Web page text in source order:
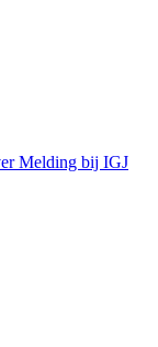
Melding bij IGJ